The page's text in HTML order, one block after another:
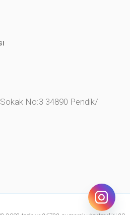
No:3 34890 Pendik/